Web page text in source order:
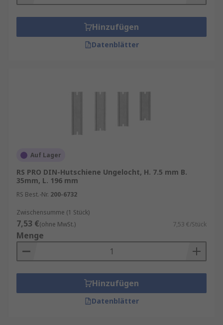
Hinzufügen
Datenblätter
Auf Lager
RS PRO DIN-Hutschiene Ungelocht, H. 7.5 mm B.
35mm, L. 196 mm
RS Best.-Nr. 200-6732
Zwischensumme (1 Stück)
7,53 €(ohne MwSt.) 7,53 €/Stück
Menge
Hinzufügen
Datenblätter